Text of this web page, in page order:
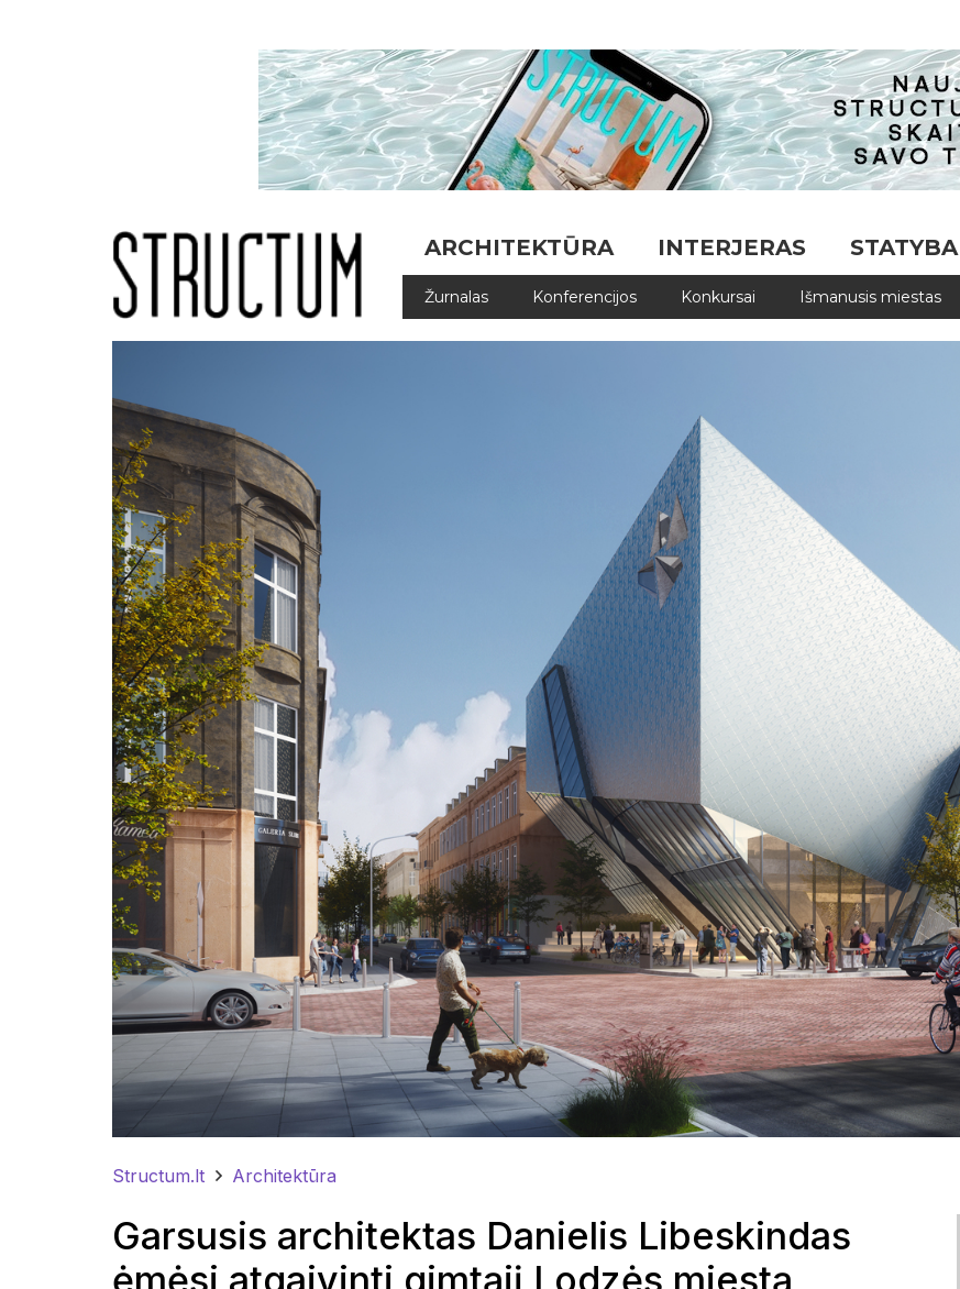
ARCHITEKTŪRA INTERJERAS STATYBA
Žurnalas Konferencijos Konkursai Išmanusis miestas
Structum.lt Architektūra
Garsusis architektas Danielis Libeskindas